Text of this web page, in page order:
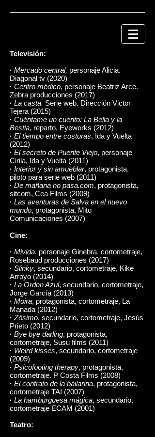
Televisión:
· Mercado central, personaje Alicia.
Diagonal tv (2020)
· Centro médico, personaje Beatriz Arce.
Zebra producciones (2017)
· La casta. Serie web. Dirección Victor
Tejera (2015)
· Cuéntame un cuento: La Bella y la
Bestia, reparto, Eyeworks (2012)
· El tiempo entre costuras, Ida y Vuelta
(2012)
· El secreto de Puente Viejo, personaje
Cirila, Ida y Vuelta (2011)
· Interior y sin amueblar, protagonista,
piloto para serie web (2011)
· De mañana no pasa.com, protagonista,
sitcom, Cea Films (2009)
· Las aventuras de Salva en el nuevo
mundo, protagonista, Mito
Comunicaciones (2007)
Cine:
· Mivida, personaje Ginebra, cortometraje,
Rosebaud producciones (2017)
· Slinky, secundario, cortometraje, Kike
Arroyo (2014)
· La Orden Azul, secundario, cortometraje,
Jorge García (2013)
· Moira, protagonista, cortometraje, La
Manada (2012)
· Zósimo, secundario, cortometraje, Jesús
Prieto (2012)
· Bye bye darling, protagonista,
cortometraje, Susu films (2011)
· Weird kisses, secundario, cortometraje
(2009)
· Psicofooting therapy, protagonista,
cortometraje. P Costa Films (2008)
· El contrato de la bailarina, protagonista,
cortometraje TAI (2007)
· La hamburguesa mágica, secundario,
cortometraje ECAM (2001)
Teatro: